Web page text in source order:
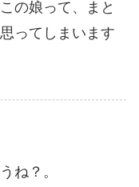
の娘って、まと
ってしまいます
ね？。